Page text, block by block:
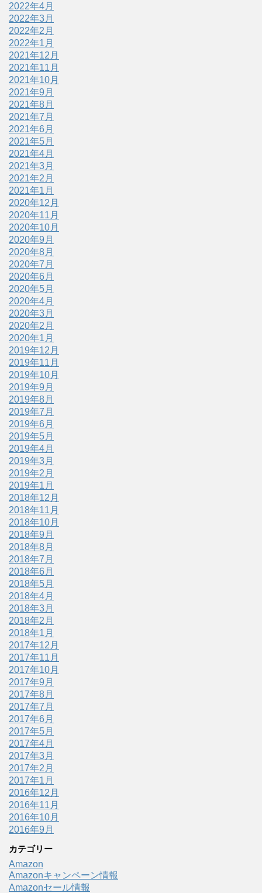
2022年4月
2022年3月
2022年2月
2022年1月
2021年12月
2021年11月
2021年10月
2021年9月
2021年8月
2021年7月
2021年6月
2021年5月
2021年4月
2021年3月
2021年2月
2021年1月
2020年12月
2020年11月
2020年10月
2020年9月
2020年8月
2020年7月
2020年6月
2020年5月
2020年4月
2020年3月
2020年2月
2020年1月
2019年12月
2019年11月
2019年10月
2019年9月
2019年8月
2019年7月
2019年6月
2019年5月
2019年4月
2019年3月
2019年2月
2019年1月
2018年12月
2018年11月
2018年10月
2018年9月
2018年8月
2018年7月
2018年6月
2018年5月
2018年4月
2018年3月
2018年2月
2018年1月
2017年12月
2017年11月
2017年10月
2017年9月
2017年8月
2017年7月
2017年6月
2017年5月
2017年4月
2017年3月
2017年2月
2017年1月
2016年12月
2016年11月
2016年10月
2016年9月
カテゴリー
Amazon
Amazonキャンペーン情報
Amazonセール情報